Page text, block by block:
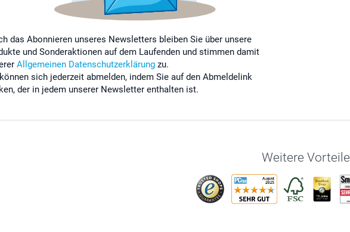
das Abonnieren unseres Newsletters bleiben Sie über unsere
und Sonderaktionen auf dem Laufenden und stimmen damit
Allgemeinen Datenschutzerklärung zu.
sich jederzeit abmelden, indem Sie auf den Abmeldelink
der in jedem unserer Newsletter enthalten ist.
Weitere Vorteile